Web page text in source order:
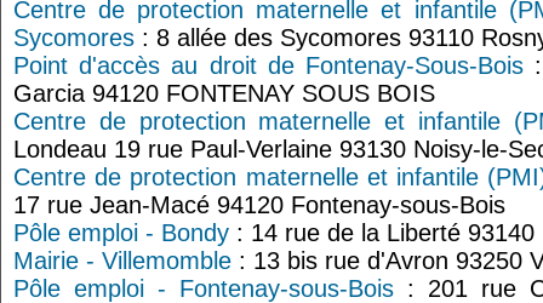
Centre de protection maternelle et infantile
Sycomores : 8 allée des Sycomores 93110
Point d'accès au droit de Fontenay-Sous-Bois
Garcia 94120 FONTENAY SOUS BOIS
Centre de protection maternelle et infantile
Londeau 19 rue Paul-Verlaine 93130 Noisy-le-
Centre de protection maternelle et infantile
17 rue Jean-Macé 94120 Fontenay-sous-Bois
Pôle emploi - Bondy : 14 rue de la Liberté 93140
Mairie - Villemomble : 13 bis rue d'Avron 93250
Pôle emploi - Fontenay-sous-Bois : 201 rue